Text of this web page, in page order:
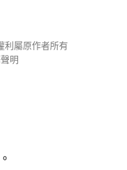
利屬原作者所有
明